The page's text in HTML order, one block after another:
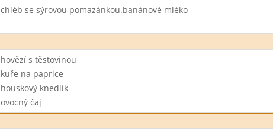
chléb se sýrovou pomazánkou.banánové mléko
hovězí s těstovinou
kuře na paprice
houskový knedlík
ovocný čaj